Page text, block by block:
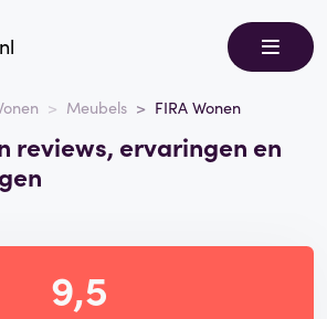
Meubels FIRA Wonen
reviews, ervaringen en
9,5